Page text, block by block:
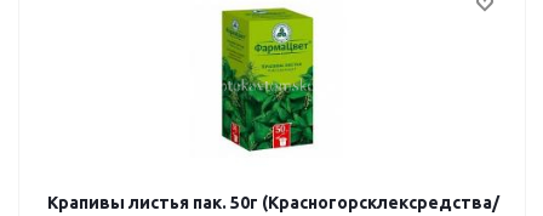
Крапивы листья пак. 50г (Красногорсклексредства/